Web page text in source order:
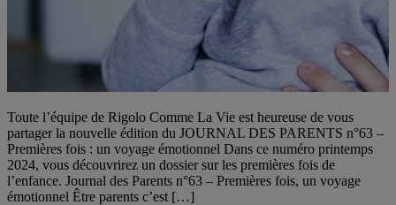
Toute l’équipe de Rigolo Comme La Vie est heureuse de vous
partager la nouvelle édition du JOURNAL DES PARENTS n°63 –
Premières fois : un voyage émotionnel Dans ce numéro printemps
2024, vous découvrirez un dossier sur les premières fois de
l’enfance. Journal des Parents n°63 – Premières fois, un voyage
émotionnel Être parents c’est […]